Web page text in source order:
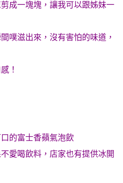
成一塊塊，讓我可以跟姊妹一
噗滋出來，沒有害怕的味道，
！
的富士香蘋氣泡飲
愛喝飲料，店家也有提供冰開